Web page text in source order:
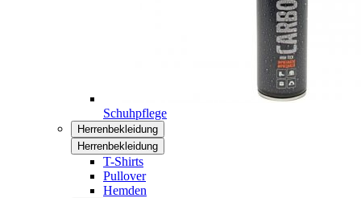
Schuhpflege
Herrenbekleidung
Herrenbekleidung
T-Shirts
Pullover
Hemden